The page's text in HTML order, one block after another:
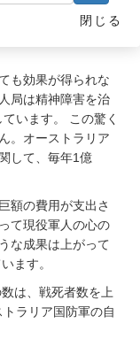
も効果が得られな
局は精神障害を治
います。 この驚く
。オーストラリア
して、毎年1億
額の費用が支出さ
て現役軍人の心の
な成果は上がって
ます。
は、戦死者数を上
ラリア国防軍の自
閉じる